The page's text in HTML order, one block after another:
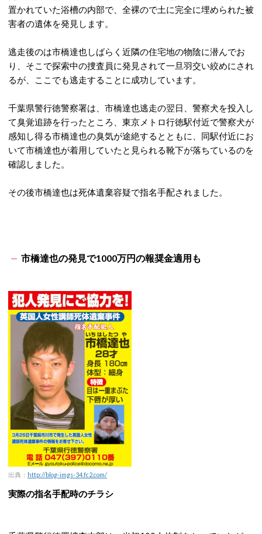
置かれていた浴槽の内部で、全裸ので土に完全に埋められた被
害者の遺体を発見します。
逃走後のは市橋達也しばらく近隣の住宅地の物陰に潜んでお
り、そこで探索中の捜査員に発見されて一旦羽交い絞めにされ
るが、ここでも逃走することに成功しています。
千葉県警行徳警察署は、市橋達也逃走の翌日、警察犬を投入し
て臭覚追跡を行ったところ、東京メトロ行徳駅付近で警察犬が
感知し得る市橋達也の臭気が途絶するとともに、同駅付近にお
いて市橋達也が着用していたと見られる靴下が落ちているのを
確認しました。
その後市橋達也は死体遺棄容疑で指名手配されました。
市橋達也の発見で1000万円の報奨金適用も
出典： http://blog-imgs-34.fc2.com/
実際の指名手配時のチラシ